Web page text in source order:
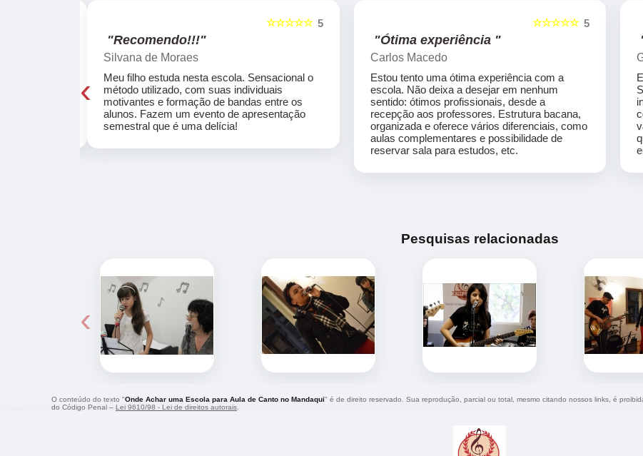
5
☆☆☆☆☆
"Recomendo!!!"
Silvana de Moraes
Meu filho estuda nesta escola. Sensacional o
método utilizado, com suas individuais
motivantes e formação de bandas entre os
alunos. Fazem um evento de apresentação
semestral que é uma delícia!
5
☆☆☆☆☆
"Ótima experiência "
Carlos Macedo
Estou tento uma ótima experiência com a
escola. Não deixa a desejar em nenhum
sentido: ótimos profissionais, desde a
recepção aos professores. Estrutura bacana,
organizada e oferece vários diferenciais, como
aulas complementares e possibilidade de
reservar sala para estudos, etc.
‹
Pesquisas relacionadas
‹
O conteúdo do texto "Onde Achar uma Escola para Aula de Canto no Mandaqui" é de direito reservado. Sua reprodução, parcial ou total, mesmo citando nossos links, é
do Código Penal – Lei 9610/98 - Lei de direitos autorais